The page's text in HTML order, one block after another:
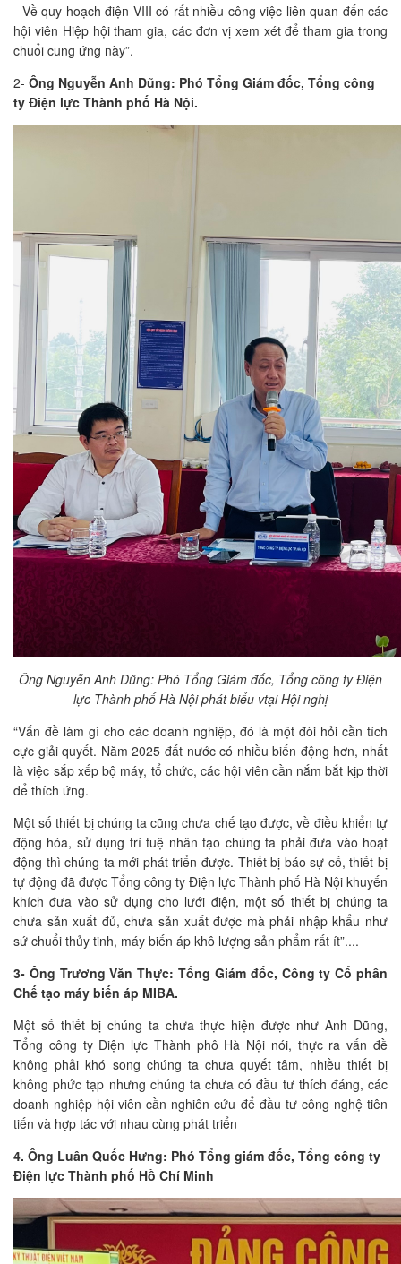
- Về quy hoạch điện VIII có rất nhiều công việc liên quan đến các
hội viên Hiệp hội tham gia, các đơn vị xem xét để tham gia trong
chuổi cung ứng này”.
2- Ông Nguyễn Anh Dũng: Phó Tổng Giám đốc, Tổng công
ty Điện lực Thành phố Hà Nội.
Ông Nguyễn Anh Dũng: Phó Tổng Giám đốc, Tổng công ty Điện
lực Thành phố Hà Nội phát biểu vtại Hội nghị
“Vấn đề làm gì cho các doanh nghiệp, đó là một đòi hỏi cần tích
cực giải quyết. Năm 2025 đất nước có nhiều biến động hơn, nhất
là việc sắp xếp bộ máy, tổ chức, các hội viên cần nắm bắt kịp thời
để thích ứng.
Một số thiết bị chúng ta cũng chưa chế tạo được, về điều khiển tự
động hóa, sử dụng trí tuệ nhân tạo chúng ta phải đưa vào hoạt
động thì chúng ta mới phát triển được. Thiết bị báo sự cố, thiết bị
tự động đã được Tổng công ty Điện lực Thành phố Hà Nội khuyến
khích đưa vào sử dụng cho lưới điện, một số thiết bị chúng ta
chưa sản xuất đủ, chưa sản xuất được mà phải nhập khẩu như
sứ chuổi thủy tinh, máy biến áp khô lượng sản phẩm rất ít”....
3- Ông Trương Văn Thực: Tổng Giám đốc, Công ty Cổ phần
Chế tạo máy biến áp MIBA.
Một số thiết bị chúng ta chưa thực hiện được như Anh Dũng,
Tổng công ty Điện lực Thành phô Hà Nội nói, thực ra vấn đề
không phải khó song chúng ta chưa quyết tâm, nhiều thiết bị
không phức tạp nhưng chúng ta chưa có đầu tư thích đáng, các
doanh nghiệp hội viên cần nghiên cứu để đầu tư công nghệ tiên
tiến và hợp tác với nhau cùng phát triển
4. Ông Luân Quốc Hưng: Phó Tổng giám đốc, Tổng công ty
Điện lực Thành phố Hồ Chí Minh